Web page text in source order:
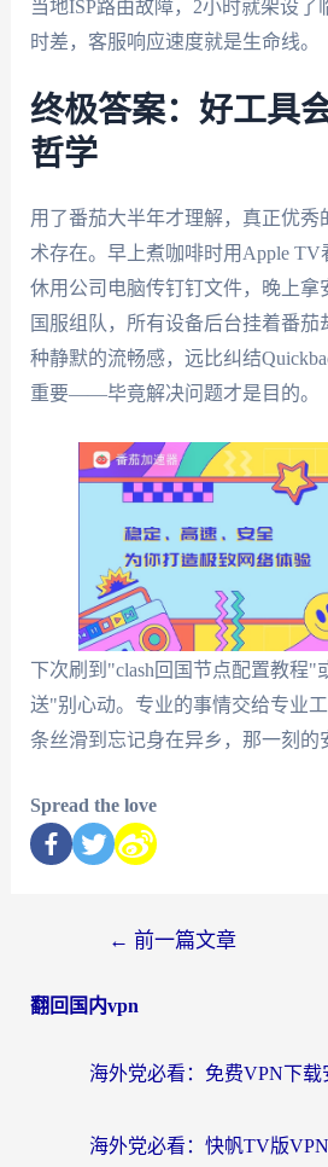
当地ISP路由故障，2小时就架设了
时差，客服响应速度就是生命线。
终极答案：好工具
哲学
用了番茄大半年才理解，真正优秀
术存在。早上煮咖啡时用Apple
休用公司电脑传钉钉文件，晚上拿
国服组队，所有设备后台挂着番茄
种静默的流畅感，远比纠结
重要——毕竟解决问题才是目的。
下次刷到"clash回国节点配置教程"
送"别心动。专业的事情交给专业
条丝滑到忘记身在异乡，那一刻的
Spread the love
← 前一篇文章
翻回国内vpn